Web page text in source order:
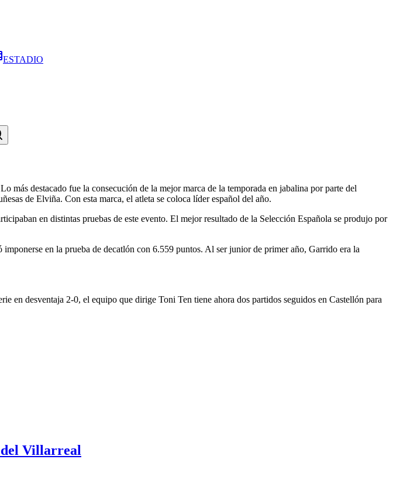
ESTADIO
destacado fue la consecución de la mejor marca de la temporada en jabalina por parte del
de Elviña. Con esta marca, el atleta se coloca líder español del año.
en distintas pruebas de este evento. El mejor resultado de la Selección Española se produjo por
en la prueba de decatlón con 6.559 puntos. Al ser junior de primer año, Garrido era la
en desventaja 2-0, el equipo que dirige Toni Ten tiene ahora dos partidos seguidos en Castellón para
Villarreal